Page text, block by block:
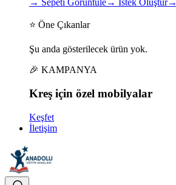
→ Sepeti Görüntüle→ İstek Oluştur→
⭐ Öne Çıkanlar
Şu anda gösterilecek ürün yok.
🎉 KAMPANYA
Kreş için özel mobilyalar
Keşfet
İletişim